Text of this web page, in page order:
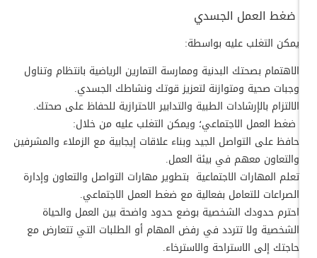
ضغط العمل الجسدي
يمكن التغلب عليه بواسطة:
الاهتمام بصحتك البدنية وممارسة التمارين الرياضية بانتظام وتناول
وجبات صحية ومتوازنة لتعزيز قوتك ونشاطك الجسدي.
الالتزام بالإرشادات الطبية والتدابير الاحترازية للحفاظ على صحتك.
ضغط العمل الاجتماعي؛ ويمكن التغلب عليه من خلال:
حافظ على التواصل الجيد وبناء علاقات إيجابية مع الزملاء والمشرفين
والتعاون معهم في بيئة العمل.
تعلم المهارات الاجتماعية بتطوير مهارات التواصل والتعاون وإدارة
الصراعات للتعامل بفعالية مع ضغط العمل الاجتماعي.
احترم حدودك الشخصية بوضع حدود واضحة بين العمل والحياة
الشخصية ولا تتردد في رفض المهام أو الطلبات التي تتعارض مع
حاجتك إلى الاستراحة والاسترخاء.